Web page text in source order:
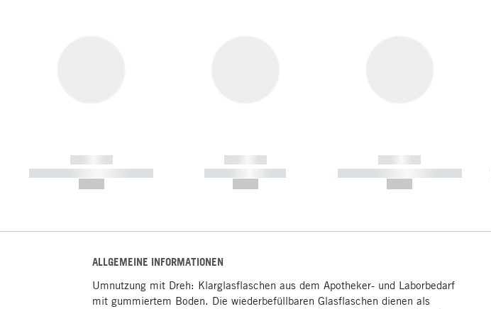
------------
----------- ----------- -----------
------------
----------- -----------
------------
----------- ----------- -----------
ALLGEMEINE INFORMATIONEN
Umnutzung mit Dreh: Klarglasflaschen aus dem Apotheker- und Laborbedarf
mit gummiertem Boden. Die wiederbefüllbaren Glasflaschen dienen als